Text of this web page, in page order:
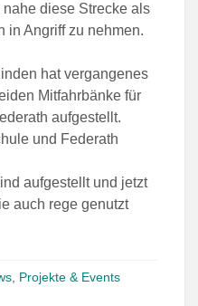
diese Strecke als
in Angriff zu nehmen.
hat vergangenes
Mitfahrbänke für
aufgestellt.
und Federath
aufgestellt und jetzt
auch rege genutzt
Projekte & Events